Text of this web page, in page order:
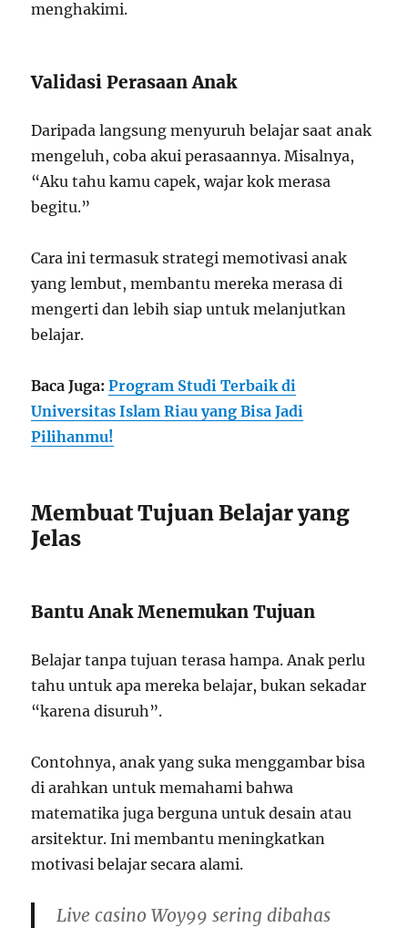
menghakimi.
Validasi Perasaan Anak
Daripada langsung menyuruh belajar saat anak
mengeluh, coba akui perasaannya. Misalnya,
“Aku tahu kamu capek, wajar kok merasa
begitu.”
Cara ini termasuk strategi memotivasi anak
yang lembut, membantu mereka merasa di
mengerti dan lebih siap untuk melanjutkan
belajar.
Baca Juga:Program Studi Terbaik di
Universitas Islam Riau yang Bisa Jadi
Pilihanmu!
Membuat Tujuan Belajar yang
Jelas
Bantu Anak Menemukan Tujuan
Belajar tanpa tujuan terasa hampa. Anak perlu
tahu untuk apa mereka belajar, bukan sekadar
“karena disuruh”.
Contohnya, anak yang suka menggambar bisa
di arahkan untuk memahami bahwa
matematika juga berguna untuk desain atau
arsitektur. Ini membantu meningkatkan
motivasi belajar secara alami.
Live casino Woy99 sering dibahas